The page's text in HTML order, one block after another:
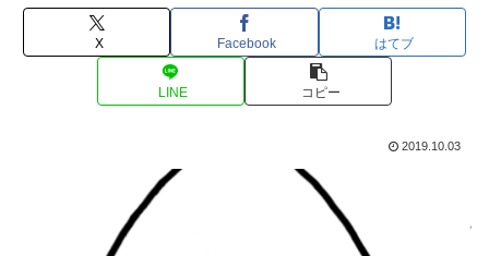
X Facebook はてブ
LINE コピー
2019.10.03